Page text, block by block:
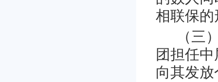
相联保的
（三
团担任
向其发